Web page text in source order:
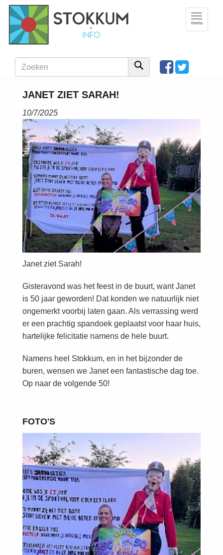
Toggle
navigation
menu
JANET ZIET SARAH!
10/7/2025
Janet ziet Sarah!
Gisteravond was het feest in de buurt, want Janet
is 50 jaar geworden! Dat konden we natuurlijk niet
ongemerkt voorbij laten gaan. Als verrassing werd
er een prachtig spandoek geplaatst voor haar huis,
hartelijke felicitatie namens de hele buurt.
Namens heel Stokkum, en in het bijzonder de
buren, wensen we Janet een fantastische dag toe.
Op naar de volgende 50!
FOTO'S